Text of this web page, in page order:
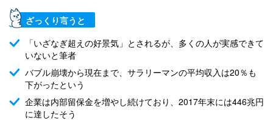
ざっくり言うと
「いざなぎ超えの好景気」とされるが、多くの人が実感できて
いないと筆者
バブル崩壊から現在まで、サラリーマンの平均収入は20％も
下がったという
企業は内部留保金を増やし続けており、2017年末には446兆円
に達したそう